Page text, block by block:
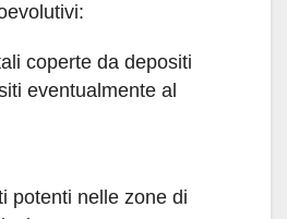
coperte da depositi
eventualmente al
potenti nelle zone di